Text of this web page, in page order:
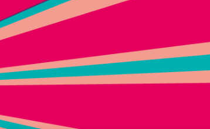
à la